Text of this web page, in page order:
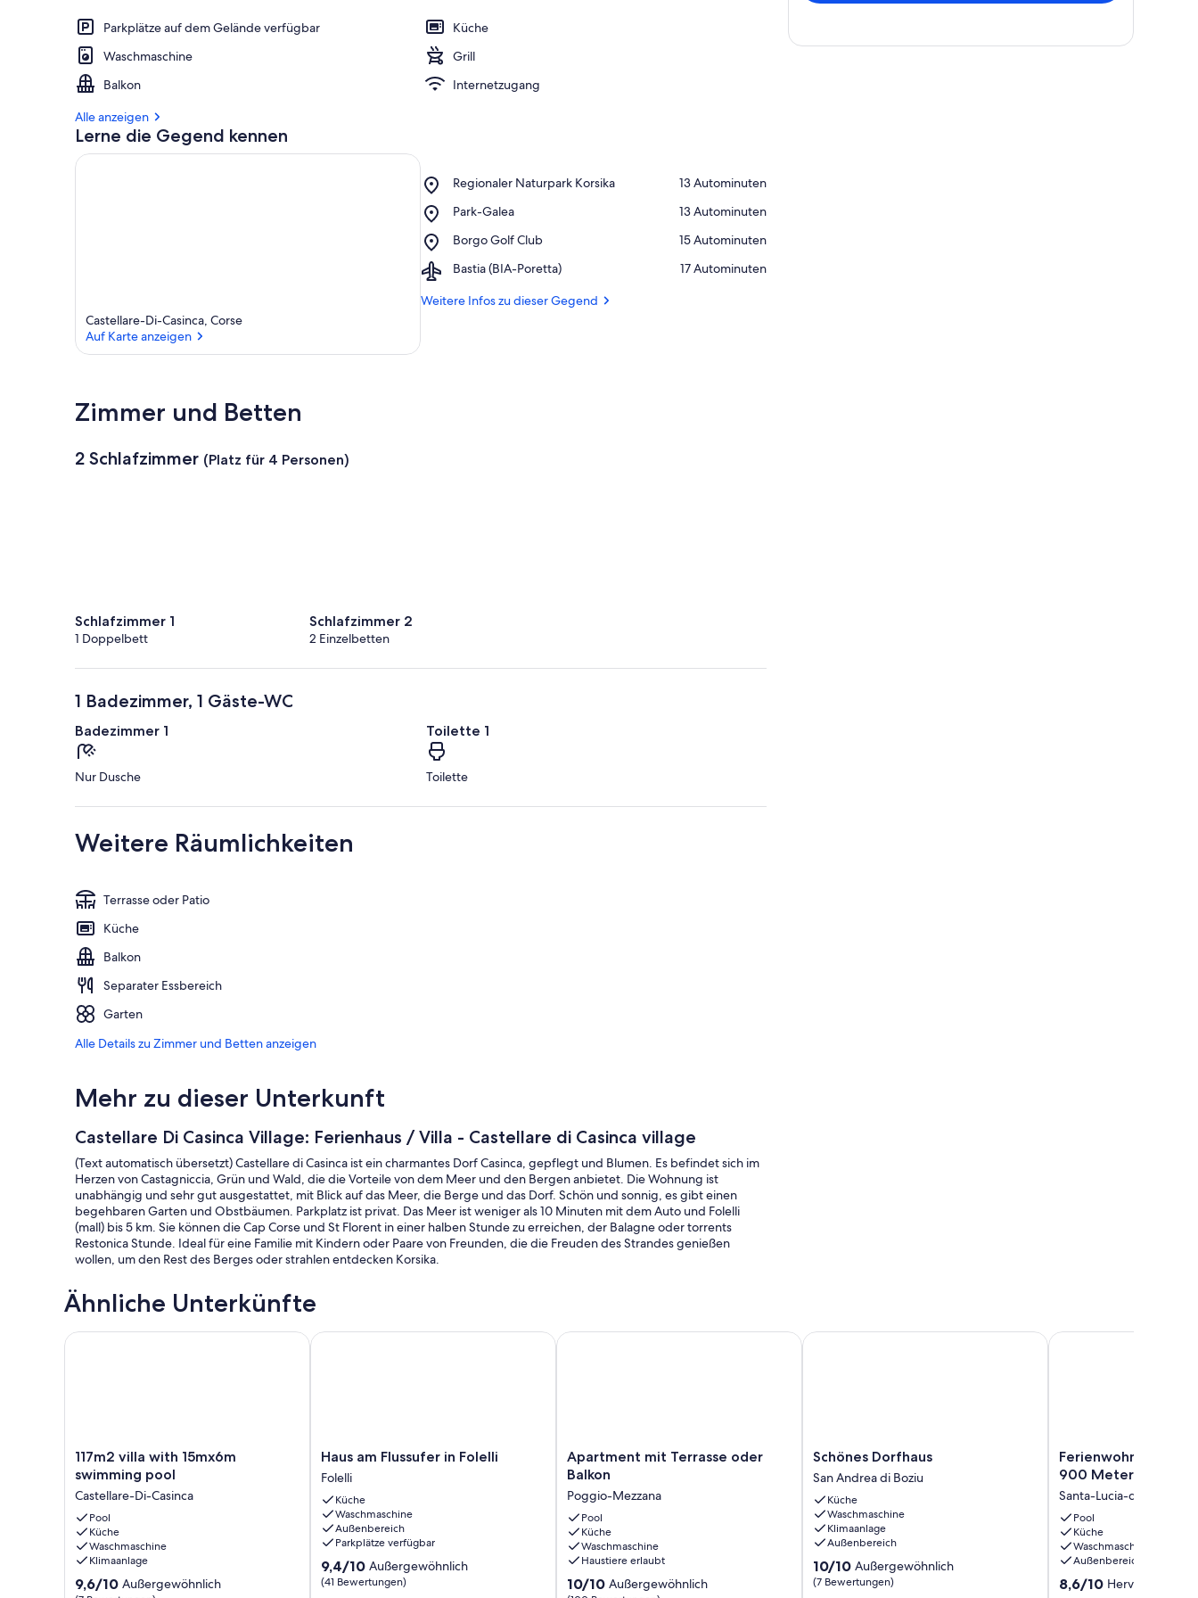
Parkplätze auf dem Gelände verfügbar
Küche
Waschmaschine
Grill
Balkon
Internetzugang
Alle anzeigen
Lerne die Gegend kennen
Castellare-Di-Casinca, Corse
Auf Karte anzeigen
Regionaler Naturpark Korsika
Place,
Naturpark
‪13 Autominuten‬
Park-Galea
Place,
Galea
‪13 Autominuten‬
Borgo Golf Club
Place,
Golf
‪15 Autominuten‬
Bastia (BIA-Poretta)
Airport,
(BIA-
‪17 Autominuten‬
Weitere Infos zu dieser Gegend
Zimmer und Betten
2 Schlafzimmer (Platz für 4 Personen)
Schlafzimmer 1
1 Doppelbett
Schlafzimmer 2
2 Einzelbetten
1 Badezimmer, 1 Gäste-WC
Badezimmer 1
Nur Dusche
Toilette 1
Toilette
Weitere Räumlichkeiten
Terrasse oder Patio
Küche
Balkon
Separater Essbereich
Garten
Alle Details zu Zimmer und Betten anzeigen
Mehr zu dieser Unterkunft
Castellare Di Casinca Village: Ferienhaus / Villa - Castellare di Casinca village
(Text automatisch übersetzt) Castellare di Casinca ist ein charmantes Dorf Casinca, gepflegt und Blumen. Es befindet sich im
Herzen von Castagniccia, Grün und Wald, die die Vorteile von dem Meer und den Bergen anbietet. Die Wohnung ist
unabhängig und sehr gut ausgestattet, mit Blick auf das Meer, die Berge und das Dorf. Schön und sonnig, es gibt einen
begehbaren Garten und Obstbäumen. Parkplatz ist privat. Das Meer ist weniger als 10 Minuten mit dem Auto und Folelli
(mall) bis 5 km. Sie können die Cap Corse und St Florent in einer halben Stunde zu erreichen, der Balagne oder torrents
Restonica Stunde. Ideal für eine Familie mit Kindern oder Paare von Freunden, die die Freuden des Strandes genießen
wollen, um den Rest des Berges oder strahlen entdecken Korsika.
Ähnliche Unterkünfte
117m2
villa
15mx6m
swimming
pool
Castellare-
Di-
Casinca
117m2 villa with 15mx6m
swimming pool
Castellare-Di-Casinca
Pool
Küche
Waschmaschine
Klimaanlage
9.6
9,6/10 Außergewöhnlich
117m2 villa with 15mx6m swimming pool
Haus
am
Flussufer
in
Folelli
Folelli
Haus am Flussufer in Folelli
Folelli
Küche
Waschmaschine
Außenbereich
Parkplätze verfügbar
9.4
von
9,4/10 Außergewöhnlich
(41 Bewertungen)
Haus am Flussufer in Folelli
Apartment
mit
oder
Balkon
Poggio-
Mezzana
Apartment mit Terrasse oder
Balkon
Poggio-Mezzana
Pool
Küche
Waschmaschine
Haustiere erlaubt
10.0
10/10 Außergewöhnlich
Apartment mit Terrasse oder Balkon
Schönes
Dorfhaus
San
Andrea
di
Boziu
Schönes Dorfhaus
San Andrea di Boziu
Küche
Waschmaschine
Klimaanlage
Außenbereich
10.0
von
10/10 Außergewöhnlich
(7 Bewertungen)
Schönes Dorfhaus
Ferienwohnung
in
Lage
900
Meter
vom
Meer
mit
Ferienwohnung in
900 Meter vom
Santa-Lucia-di-Moriani
Pool
Küche
Waschmaschine
Außenbereich
8.6
8,6/10 Hervorragend
Ferienwohnung in